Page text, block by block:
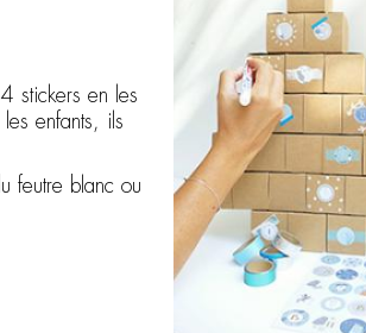
stickers en les
enfants, ils
feutre blanc ou